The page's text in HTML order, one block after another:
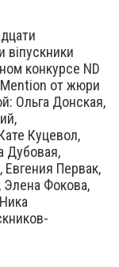
конкурсе ND
от жюри
Ольга Донская,
Куцевол,
Дубовая,
Первак,
Фокова,